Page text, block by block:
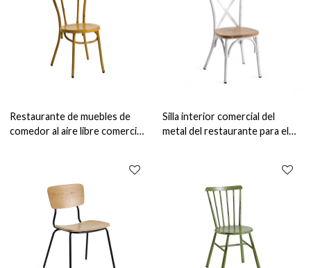
Restaurante de muebles de
comedor al aire libre comercial
Silla interior comercial del
metal del restaurante para el